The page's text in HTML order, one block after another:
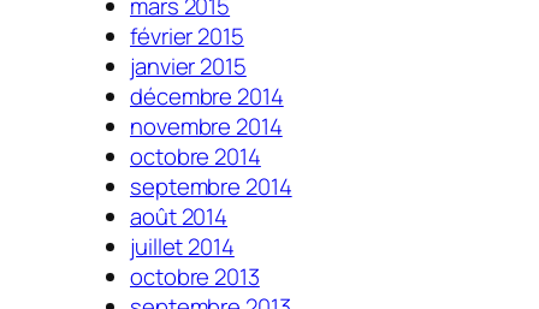
février 2015
janvier 2015
décembre 2014
novembre 2014
octobre 2014
septembre 2014
août 2014
juillet 2014
octobre 2013